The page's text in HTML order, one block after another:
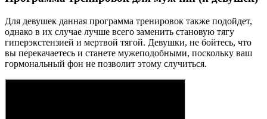
Для девушек данная программа тренировок также подойдет,
однако в их случае лучше всего заменить становую тягу
гиперэкстензией и мертвой тягой. Девушки, не бойтесь, что
вы перекачаетесь и станете мужеподобными, поскольку ваш
гормональный фон не позволит этому случиться.